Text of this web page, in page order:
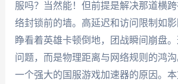
服吗？当然能！但前提是解决那道横
络封锁前的墙。高延迟和访问限制如
睁看着英雄卡顿倒地，团战瞬间崩盘
问题，而是物理距离与网络规则的鸿
一个强大的国服游戏加速器的原因。